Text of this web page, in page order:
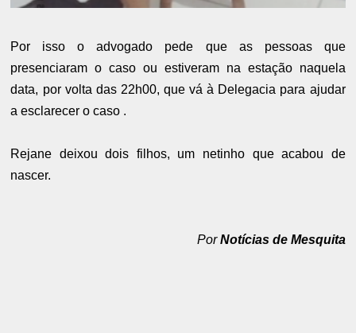
Por isso o advogado pede que as pessoas que
presenciaram o caso ou estiveram na estação naquela
data, por volta das 22h00, que vá à Delegacia para ajudar
a esclarecer o caso .
Rejane deixou dois filhos, um netinho que acabou de
nascer.
PorNotícias de Mesquita